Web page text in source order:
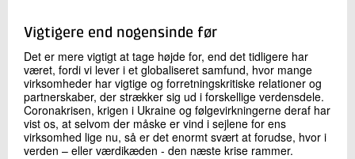
Vigtigere end nogensinde før
Det er mere vigtigt at tage højde for, end det tidligere har
været, fordi vi lever i et globaliseret samfund, hvor mange
virksomheder har vigtige og forretningskritiske relationer og
partnerskaber, der strækker sig ud i forskellige verdensdele.
Coronakrisen, krigen i Ukraine og følgevirkningerne deraf har
vist os, at selvom der måske er vind i sejlene for ens
virksomhed lige nu, så er det enormt svært at forudse, hvor i
verden – eller værdikæden - den næste krise rammer.